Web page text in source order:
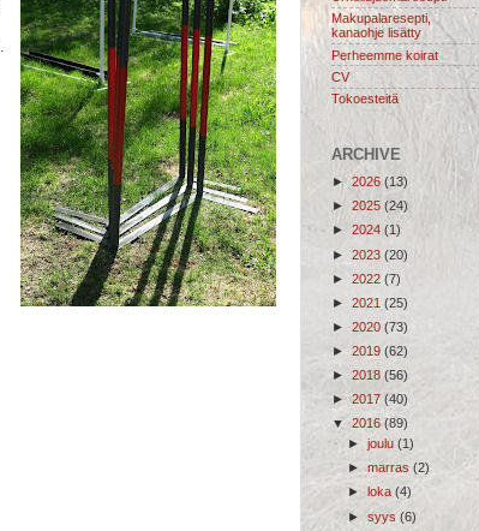
Makupalaresepti,
kanaohje lisätty
Perheemme koirat
CV
Tokoesteitä
ARCHIVE
► 2026 (13)
► 2025 (24)
► 2024 (1)
► 2023 (20)
► 2022 (7)
► 2021 (25)
► 2020 (73)
► 2019 (62)
► 2018 (56)
►2017 (40)
▼2016 (89)
► joulu (1)
► marras (2)
►
loka (4)
► syys (6)